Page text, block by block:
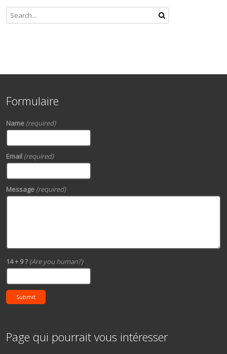
Formulaire
Name (required)
Email (required)
Message (required)
14 + 9 ?(Are you human?)
Submit
Page qui pourrait vous intéresser